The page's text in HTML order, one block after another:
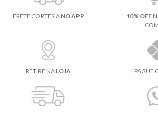
FRETE CORTESIA NO APP 10% OFF
RETIRE NA LOJA PAGUE